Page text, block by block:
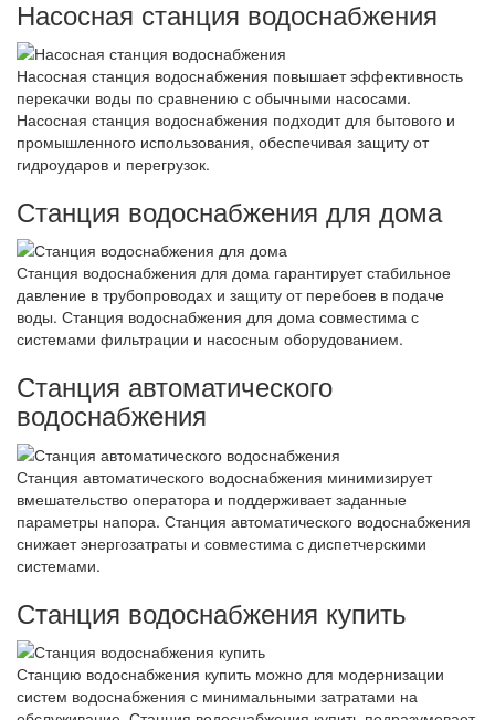
Насосная станция водоснабжения
Насосная станция водоснабжения повышает эффективность
перекачки воды по сравнению с обычными насосами.
Насосная станция водоснабжения подходит для бытового и
промышленного использования, обеспечивая защиту от
гидроударов и перегрузок.
Станция водоснабжения для дома
Станция водоснабжения для дома гарантирует стабильное
давление в трубопроводах и защиту от перебоев в подаче
воды. Станция водоснабжения для дома совместима с
системами фильтрации и насосным оборудованием.
Станция автоматического
водоснабжения
Станция автоматического водоснабжения минимизирует
вмешательство оператора и поддерживает заданные
параметры напора. Станция автоматического водоснабжения
снижает энергозатраты и совместима с диспетчерскими
системами.
Станция водоснабжения купить
Станцию водоснабжения купить можно для модернизации
систем водоснабжения с минимальными затратами на